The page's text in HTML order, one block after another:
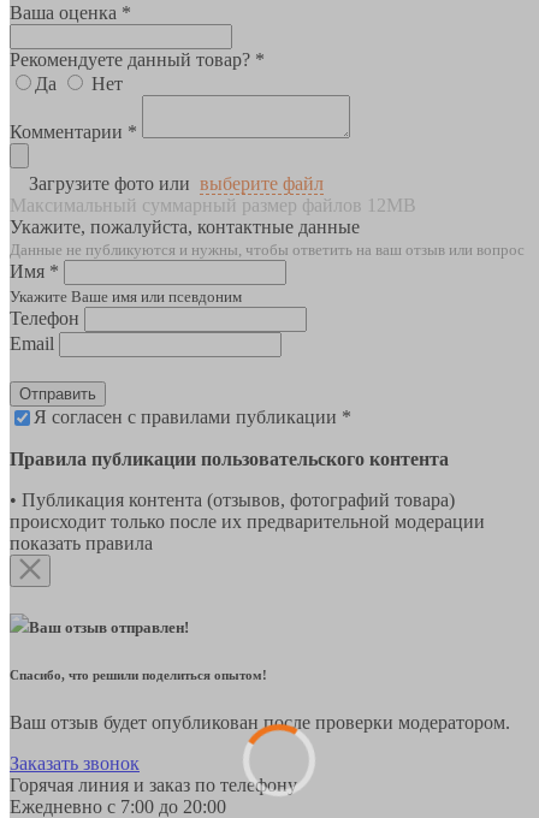
Ваша оценка *
Рекомендуете данный товар? *
Да
Нет
Комментарии *
Загрузите фото или выберите файл
Максимальный суммарный размер файлов 12MB
Укажите, пожалуйста, контактные данные
Данные не публикуются и нужны, чтобы ответить на ваш отзыв или вопрос
Имя *
Укажите Ваше имя или псевдоним
Телефон
Email
Отправить
Я согласен с правилами публикации *
Правила публикации пользовательского контента
• Публикация контента (отзывов, фотографий товара)
происходит только после их предварительной модерации
показать правила
Ваш отзыв отправлен!
Спасибо, что решили поделиться опытом!
Ваш отзыв будет опубликован после проверки модератором.
Заказать звонок
Горячая линия и заказ по телефону
Ежедневно с 7:00 до 20:00